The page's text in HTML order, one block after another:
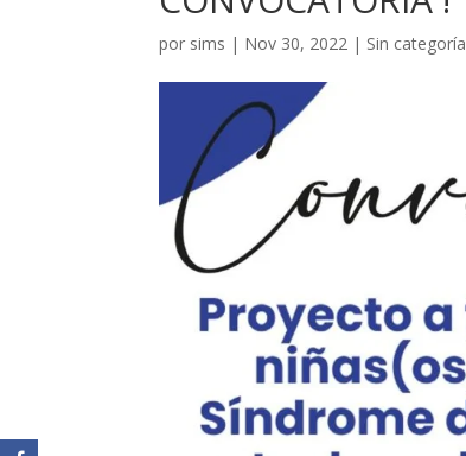
por sims | Nov 30, 2022 | Sin categoría